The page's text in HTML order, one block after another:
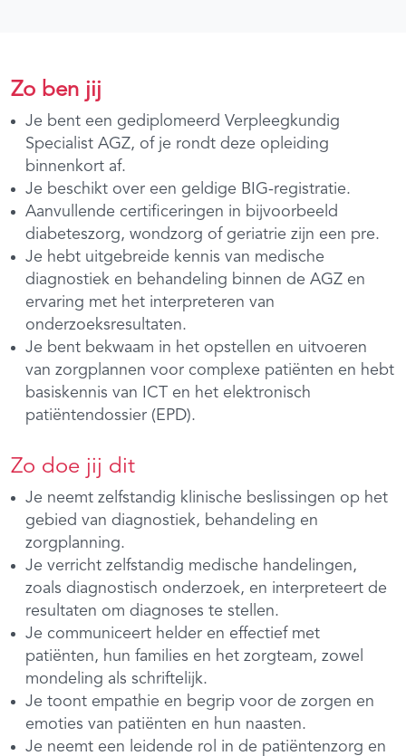
Zo ben jij
Je bent een gediplomeerd Verpleegkundig
Specialist AGZ, of je rondt deze opleiding
binnenkort af.
Je beschikt over een geldige BIG-registratie.
Aanvullende certificeringen in bijvoorbeeld
diabeteszorg, wondzorg of geriatrie zijn een pre.
Je hebt uitgebreide kennis van medische
diagnostiek en behandeling binnen de AGZ en
ervaring met het interpreteren van
onderzoeksresultaten.
Je bent bekwaam in het opstellen en uitvoeren
van zorgplannen voor complexe patiënten en hebt
basiskennis van ICT en het elektronisch
patiëntendossier (EPD).
Zo doe jij dit
Je neemt zelfstandig klinische beslissingen op het
gebied van diagnostiek, behandeling en
zorgplanning.
Je verricht zelfstandig medische handelingen,
zoals diagnostisch onderzoek, en interpreteert de
resultaten om diagnoses te stellen.
Je communiceert helder en effectief met
patiënten, hun families en het zorgteam, zowel
mondeling als schriftelijk.
Je toont empathie en begrip voor de zorgen en
emoties van patiënten en hun naasten.
Je neemt een leidende rol in de patiëntenzorg en